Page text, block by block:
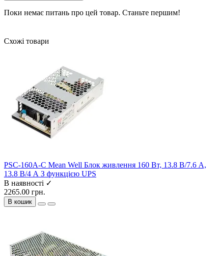
Поки немає питань про цей товар. Станьте першим!
Схожі товари
PSC-160A-C Mean Well Блок живлення 160 Вт, 13.8 В/7.6 А,
13.8 В/4 А З функцією UPS
В наявності ✓
2265.00 грн.
В кошик